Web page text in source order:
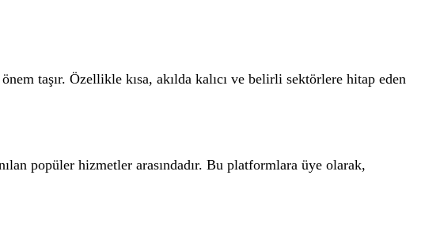
taşır. Özellikle kısa, akılda kalıcı ve belirli sektörlere hitap eden
popüler hizmetler arasındadır. Bu platformlara üye olarak,